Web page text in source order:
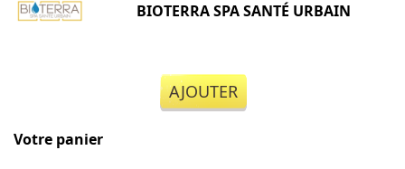
BIOTERRA SPA SANTÉ URBAIN
AJOUTER
Votre panier